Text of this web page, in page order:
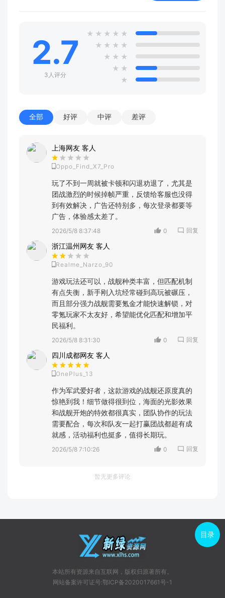
2.7
3人评分
★ ★ ★ ★ ★
★ ★ ★ ★
★ ★ ★
★ ★
★
全部 好评 中评 差评
上海网友 客人
Oppo_Find_X7_Pro
玩了不到一周就被卡顿和闪退劝退了，尤其是
团战激烈的时候掉帧严重，反馈给客服也没得
到有效解决，广告还特别多，每次登录都要等
广告，体验感太差了。
2026/5/8 8:37:48 0 回复
浙江温州网友 客人
Realme_Narzo_90
游戏玩法还可以，战舰种类丰富，但匹配机制
有点失衡，新手刚入坑经常碰到高玩被碾压，
而且部分强力战舰需要氪金才能快速解锁，对
零氪玩家不太友好，希望能优化匹配和增加平
民福利。
2026/5/8 8:31:30 0 回复
四川成都网友 客人
OnePlus_13
作为军武爱好者，这款游戏的战舰还原度真的
惊艳到我！细节做得很到位，海面的光影效果
和战舰开炮的特效都很真实，团队协作的玩法
需要配合，每次和队友一起打赢团战都超有成
就感，活动福利也挺多，值得长期玩。
2026/5/8 7:10:26 0 回复
暂无更多评论
本站所有资源来自互联网，版权归原著所有。
网站备案许可证号:鄂ICP备2020017661号-1
目录